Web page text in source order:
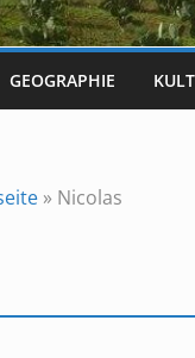
GEOGRAPHIE
» Nicolas